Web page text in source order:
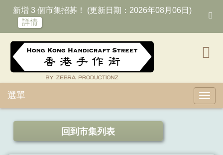
新增 3 個市集招募！ (更新日期：2026年08月06日)
詳情
選單
回到市集列表